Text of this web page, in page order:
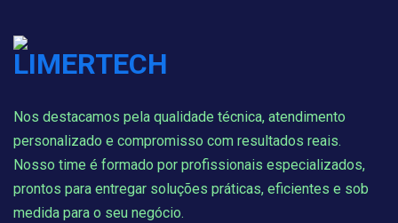
Nos destacamos pela qualidade técnica, atendimento
personalizado e compromisso com resultados reais.
Nosso time é formado por profissionais especializados,
prontos para entregar soluções práticas, eficientes e sob
medida para o seu negócio.